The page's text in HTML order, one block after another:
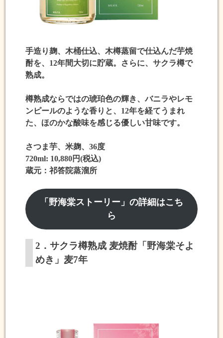
手造り麹、木桶仕込、木樽蒸留で仕込んだ芋焼
酎を、 12年間大切に貯蔵。さらに、サクラ樽で
熟成。
樽熟成ならではの琥珀色の輝き、バニラやレモ
ンピールのような香りと、12年を経てうまれ
た、ほのかな酸味を感じる優しい甘味です。
さつま芋、米麹、36度
720ml: 10,880円(税込)
蔵元：祁答院蒸溜所
「野海棠ストーリー」の詳細はこち
ら
2．サクラ樽熟成 麦焼酎「野海棠そよ
めき」麦7年